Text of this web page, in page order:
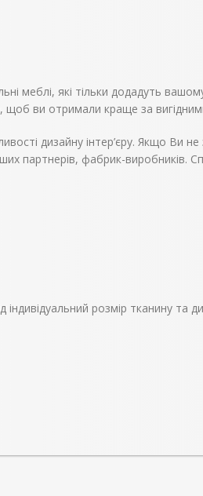
Завдяки
меблі, які тільки додадуть
ви отримали краще за
дизайну інтер’єру. Якщо Ви
партнерів, фабрик-виробників.
індивідуальний розмір тканину та